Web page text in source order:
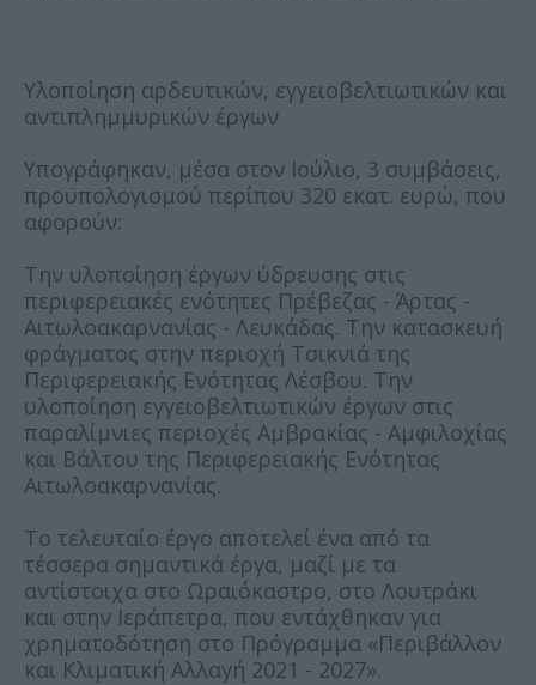
Υλοποίηση αρδευτικών, εγγειοβελτιωτικών και
αντιπλημμυρικών έργων
Υπογράφηκαν, μέσα στον Ιούλιο, 3 συμβάσεις,
προϋπολογισμού περίπου 320 εκατ. ευρώ, που
αφορούν:
Την υλοποίηση έργων ύδρευσης στις
περιφερειακές ενότητες Πρέβεζας - Άρτας -
Αιτωλοακαρνανίας - Λευκάδας. Την κατασκευή
φράγματος στην περιοχή Τσικνιά της
Περιφερειακής Ενότητας Λέσβου. Την
υλοποίηση εγγειοβελτιωτικών έργων στις
παραλίμνιες περιοχές Αμβρακίας - Αμφιλοχίας
και Βάλτου της Περιφερειακής Ενότητας
Αιτωλοακαρνανίας.
Το τελευταίο έργο αποτελεί ένα από τα
τέσσερα σημαντικά έργα, μαζί με τα
αντίστοιχα στο Ωραιόκαστρο, στο Λουτράκι
και στην Ιεράπετρα, που εντάχθηκαν για
χρηματοδότηση στο Πρόγραμμα «Περιβάλλον
και Κλιματική Αλλαγή 2021 - 2027».